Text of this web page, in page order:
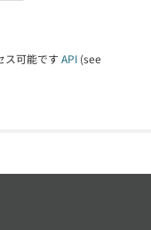
ス可能です API (see